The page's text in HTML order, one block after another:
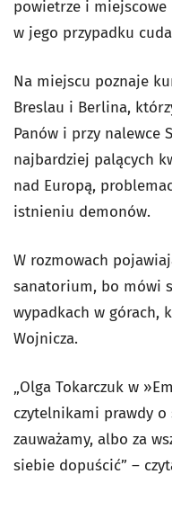
powietrze i miejscowe
w jego przypadku
Na miejscu poznaje
Breslau i Berlina,
Panów i przy nalewce
najbardziej palących
nad Europą,
istnieniu demonów.
W rozmowach
sanatorium, bo mówi
wypadkach w górach,
Wojnicza.
„Olga Tokarczuk w »
czytelnikami prawdy
zauważamy, albo za
siebie dopuścić” –